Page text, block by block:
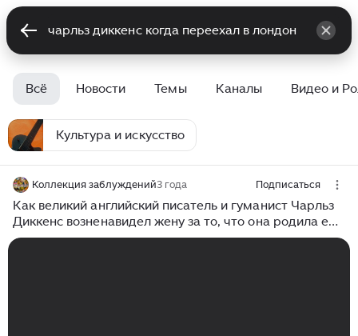
Всё Новости Темы Каналы Видео и
Культура и искусство
Коллекция заблуждений3 года Подписаться
Как великий английский писатель и гуманист Чарльз
Диккенс возненавидел жену за то, что она родила ему
детей